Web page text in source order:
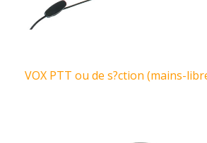
VOX PTT ou de s?ction (mains-